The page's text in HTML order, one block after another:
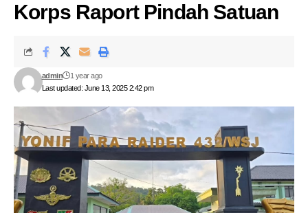
Korps Raport Pindah Satuan
Last updated: June 13, 2025 2:42 pm
admin 1 year ago